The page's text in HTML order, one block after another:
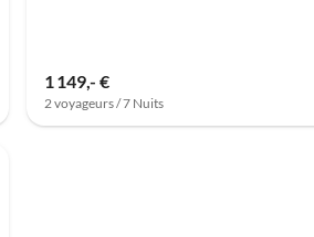
1 149,- €
2 voyageurs / 7 Nuits